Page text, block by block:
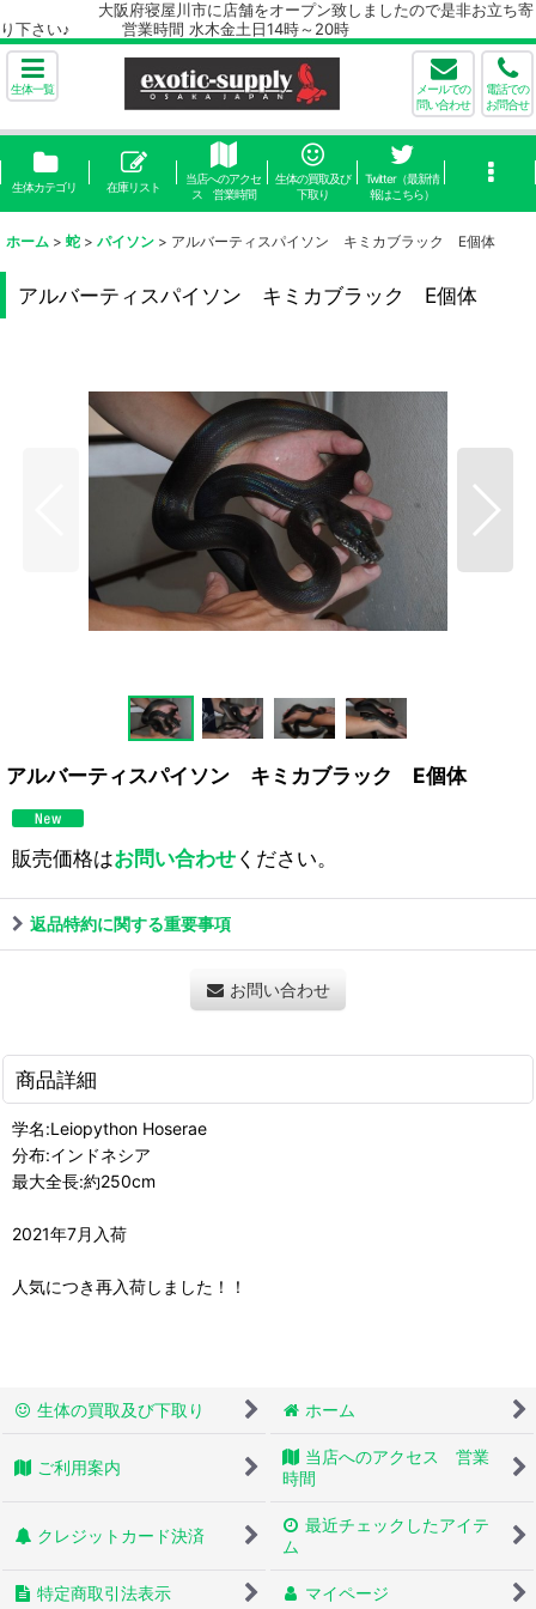
大阪府寝屋川市に店舗をオープン致しましたので是非お立ち寄
り下さい♪ 営業時間 水木金土日14時～20時
生体一覧
メールでの
問い合わせ
電話での
お問合せ
生体カテゴリ 在庫リスト
当店へのアクセ
ス 営業時間
生体の買取及び
下取り
Twitter（最新情
報はこちら）
ホーム > 蛇 > パイソン > アルバーティスパイソン キミカブラック E個体
アルバーティスパイソン キミカブラック E個体
アルバーティスパイソン キミカブラック E個体
販売価格はお問い合わせください。
返品特約に関する重要事項
お問い合わせ
商品詳細
学名:Leiopython Hoserae
分布:インドネシア
最大全長:約250cm
2021年7月入荷
人気につき再入荷しました！！
生体の買取及び下取り ホーム
ご利用案内
当店へのアクセス 営業
時間
クレジットカード決済
最近チェックしたアイテ
ム
特定商取引法表示 マイページ